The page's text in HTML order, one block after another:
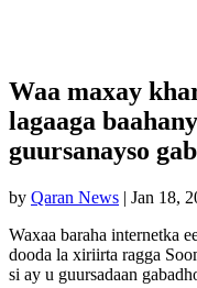
Waa maxay
lagaaga
guursanayso
by Qaran News | Jan 18,
Waxaa baraha internetka
dooda la xiriirta ragga
si ay u guursadaan